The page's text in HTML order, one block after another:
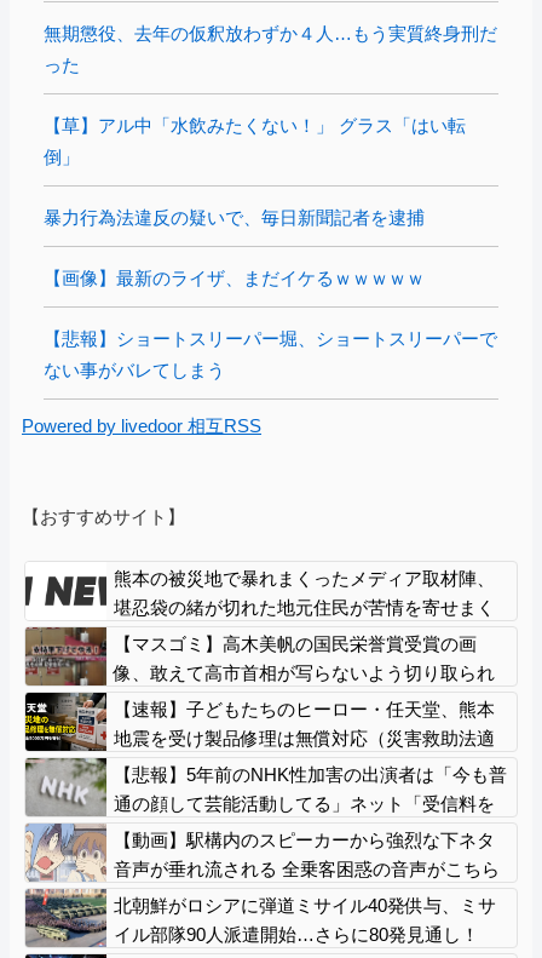
無期懲役、去年の仮釈放わずか４人…もう実質終身刑だ
った
【草】アル中「水飲みたくない！」 グラス「はい転
倒」
暴力行為法違反の疑いで、毎日新聞記者を逮捕
【画像】最新のライザ、まだイケるｗｗｗｗｗ
【悲報】ショートスリーパー堀、ショートスリーパーで
ない事がバレてしまう
Powered by livedoor 相互RSS
【おすすめサイト】
熊本の被災地で暴れまくったメディア取材陣、
堪忍袋の緒が切れた地元住民が苦情を寄せまく
った結果……
【マスゴミ】高木美帆の国民栄誉賞受賞の画
像、敢えて高市首相が写らないよう切り取られ
る
【速報】子どもたちのヒーロー・任天堂、熊本
地震を受け製品修理は無償対応（災害救助法適
用地域） 義援金5000万円寄付
【悲報】5年前のNHK性加害の出演者は「今も普
通の顔して芸能活動してる」ネット「受信料を
取るくらいなら詳細を伝えよ」
【動画】駅構内のスピーカーから強烈な下ネタ
音声が垂れ流される 全乗客困惑の音声がこちら
ｗｗｗｗｗｗ
北朝鮮がロシアに弾道ミサイル40発供与、ミサ
イル部隊90人派遣開始…さらに80発見通し！